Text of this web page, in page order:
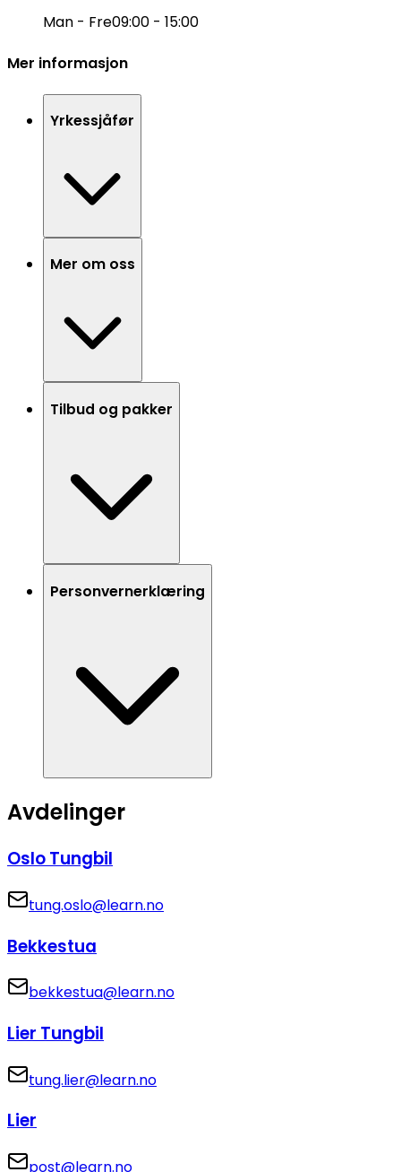
Man - Fre09:00 - 15:00
Mer informasjon
Yrkessjåfør
Mer om oss
Tilbud og pakker
Personvernerklæring
Avdelinger
Oslo Tungbil
tung.oslo@learn.no
Bekkestua
bekkestua@learn.no
Lier Tungbil
tung.lier@learn.no
Lier
post@learn.no